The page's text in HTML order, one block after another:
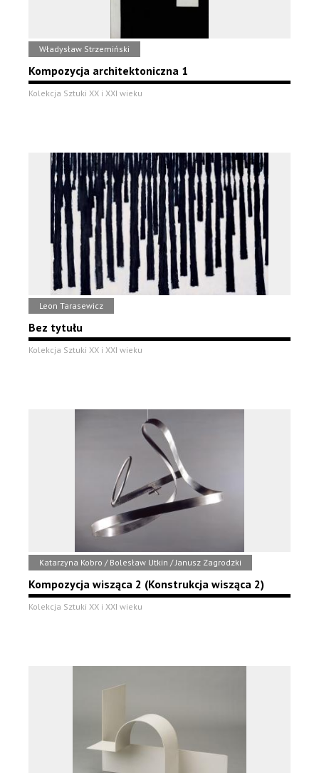
Władysław Strzemiński
Kompozycja architektoniczna 1
Kolekcja Sztuki XX i XXI wieku
Leon Tarasewicz
Bez tytułu
Kolekcja Sztuki XX i XXI wieku
Katarzyna Kobro / Bolesław Utkin / Janusz Zagrodzki
Kompozycja wisząca 2 (Konstrukcja wisząca 2)
Kolekcja Sztuki XX i XXI wieku